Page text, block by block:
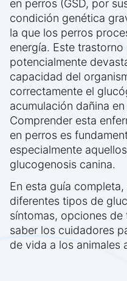
en perros (GSD, por
condición genética
la que los perros
energía. Este
potencialmente
capacidad del
correctamente el
acumulación dañina
Comprender esta
en perros es
especialmente
glucogenosis canina.
En esta guía
diferentes tipos de
síntomas, opciones
saber los cuidadores
de vida a los animales